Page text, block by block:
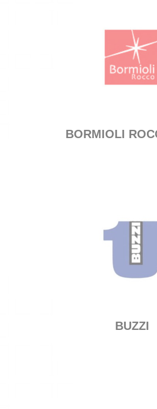
BORMIOLI
BUZZI